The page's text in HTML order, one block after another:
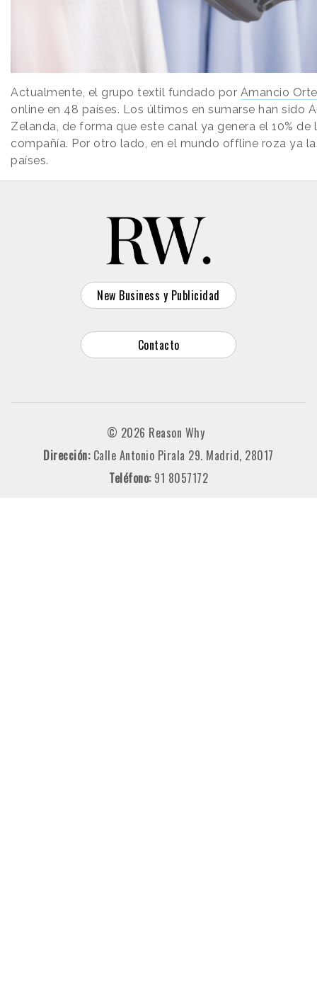
Actualmente, el grupo textil fundado por Amancio
online en 48 países. Los últimos en sumarse han sido
Zelanda, de forma que este canal ya genera el 10%
compañía. Por otro lado, en el mundo offline roza ya
países.
New Business y Publicidad
Contacto
© 2026 Reason Why
Dirección: Calle Antonio Pirala 29. Madrid, 28017
Teléfono: 91 8057172